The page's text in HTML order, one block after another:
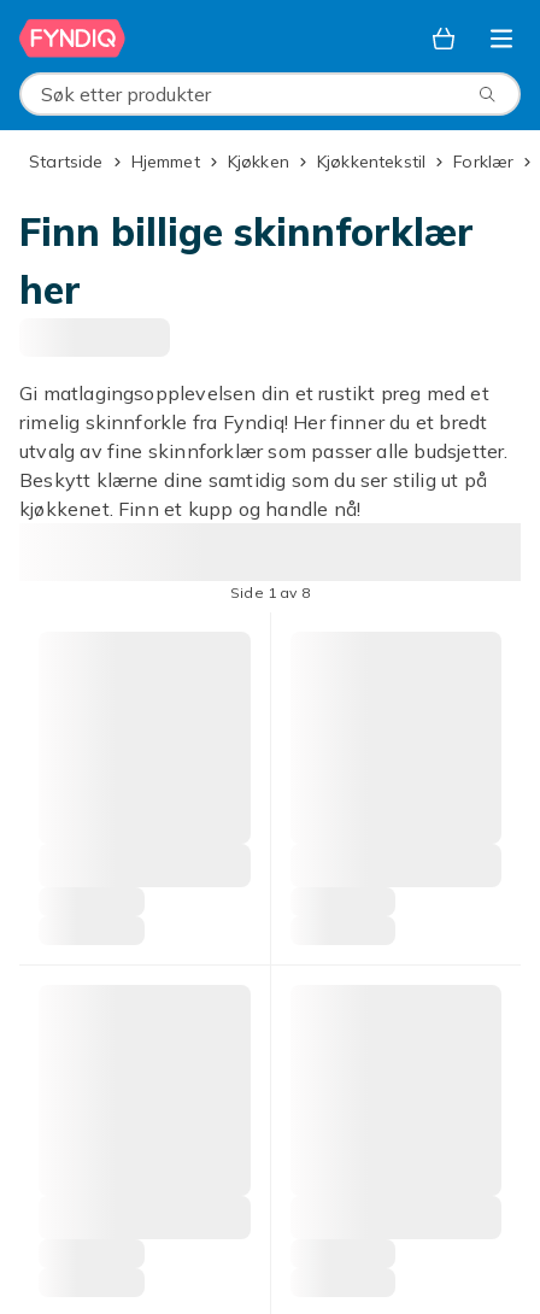
Hopp til hovedinnhold
Søk etter produkter
Startside Hjemmet Kjøkken Kjøkkentekstil Forklær
Finn billige skinnforklær
her
Gi matlagingsopplevelsen din et rustikt preg med et
rimelig skinnforkle fra Fyndiq! Her finner du et bredt
utvalg av fine skinnforklær som passer alle budsjetter.
Beskytt klærne dine samtidig som du ser stilig ut på
kjøkkenet. Finn et kupp og handle nå!
Side 1 av 8